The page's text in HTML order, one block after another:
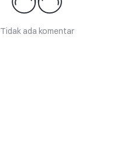
Tidak ada komentar